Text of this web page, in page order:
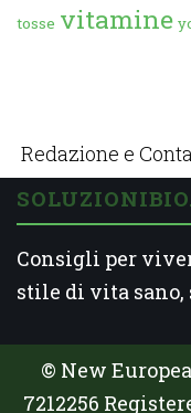
tosse vitamine
Redazione e
Consigli per
stile di vita sano,
© New
7212256